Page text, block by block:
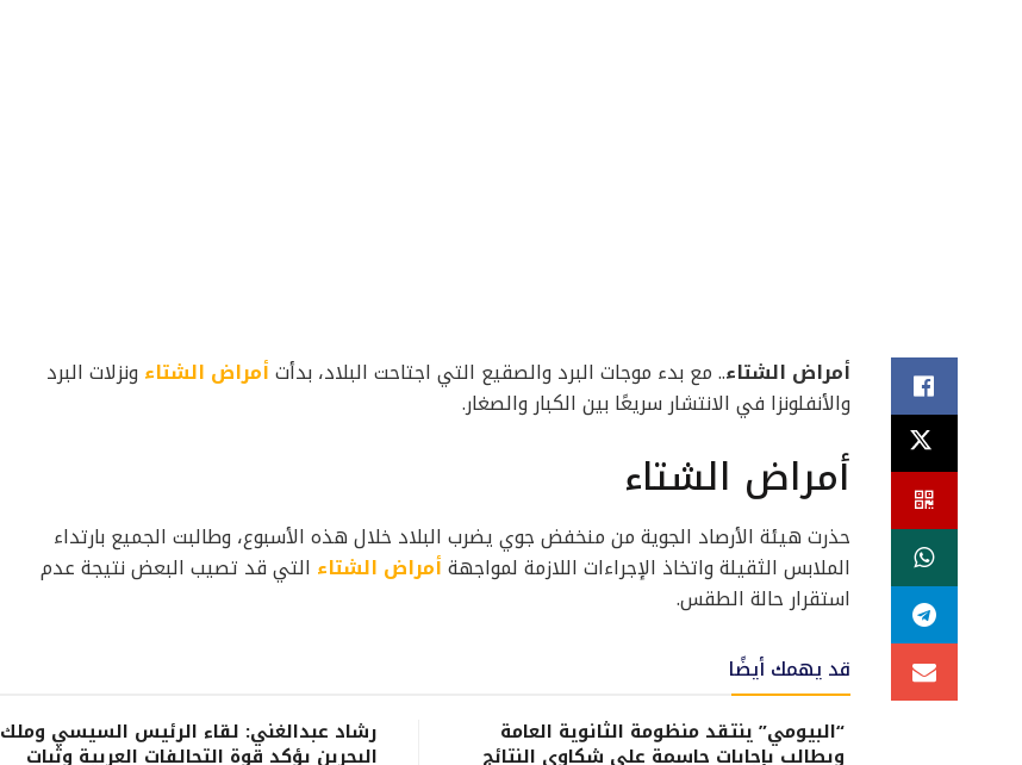
أمراض الشتاء.. مع بدء موجات البرد والصقيع التي اجتاحت البلاد، بدأتأمراض الشتاء ونزلات البرد
والأنفلونزا في الانتشار سريعًا بين الكبار والصغار.
أمراض الشتاء
حذرت هيئة الأرصاد الجوية من منخفض جوي يضرب البلاد خلال هذه الأسبوع، وطالبت الجميع بارتداء
الملابس الثقيلة واتخاذ الإجراءات اللازمة لمواجهةأمراض الشتاء التي قد تصيب البعض نتيجة عدم
استقرار حالة الطقس.
قد يهمك أيضًا
“البيومي” ينتقد منظومة الثانوية العامة
ويطالب بإجابات حاسمة على شكاوى النتائج
رشاد عبدالغني: لقاء الرئيس السيسي وملك
البحرين يؤكد قوة التحالفات العربية وثبات